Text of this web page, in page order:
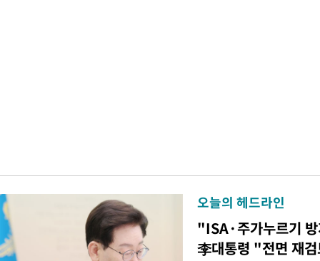
오늘의 헤드라인
"ISA·주가누르기
李대통령 "전면 재